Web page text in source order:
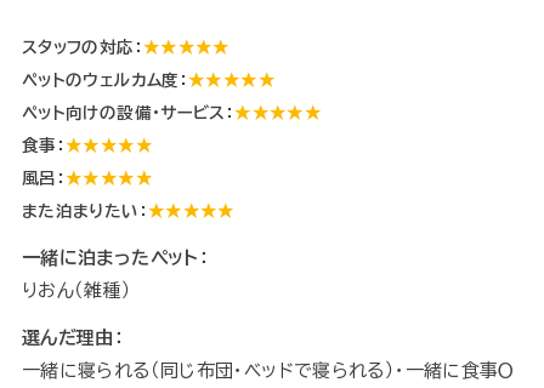
スタッフの対応： ★★★★★
ペットのウェルカム度：★★★★★
ペット向けの設備・サービス：★★★★★
食事：★★★★★
風呂：★★★★★
また泊まりたい： ★★★★★
一緒に泊まったペット：
りおん（雑種）
選んだ理由：
一緒に寝られる（同じ布団・ベッドで寝られる）・一緒に食事Ｏ